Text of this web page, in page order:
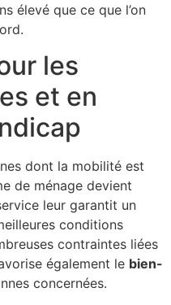
élevé que ce que l’on
les
et en
dont la mobilité est
de ménage devient
leur garantit un
conditions
contraintes liées
également le bien-
concernées.